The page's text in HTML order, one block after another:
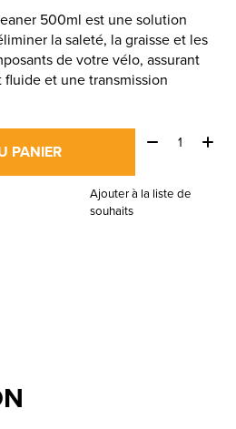
500ml est une solution
la saleté, la graisse et les
de votre vélo, assurant
et une transmission
PANIER
Quantité:
Ajouter à la liste de
souhaits